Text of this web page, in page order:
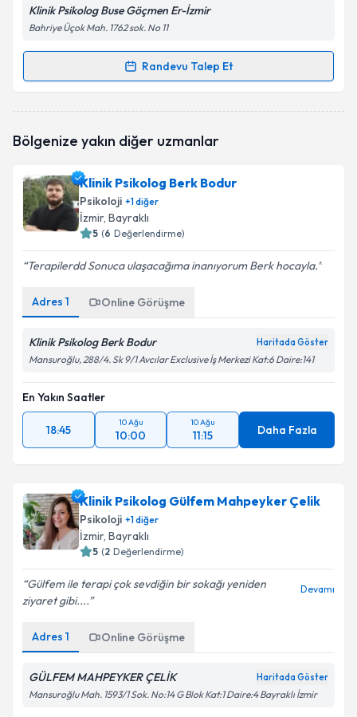
Klinik Psikolog Buse Göçmen Er-İzmir
Bahriye Üçok Mah. 1762 sok. No 11
Randevu Talep Et
Randevu Takvimi Talebi
takvimi talebi oluşturun. Size bu uzmandan randevu
bilgilendireceğiz.
E-posta Adresiniz
Metni'ni okudum ve kişisel verilerimin belirtilen
kapsamda işlenmesini kabul ediyorum.
Takvim Talebini Gönder
Bölgenize yakın diğer uzmanlar
Klinik Psikolog Berk Bodur
Psikoloji +1diğer
İzmir, Bayraklı
5 (6 Değerlendirme)
Terapilerdd Sonuca ulaşacağıma inanıyorum Berk hocayla.
Adres 1 Online Görüşme
Klinik Psikolog Berk Bodur Haritada Göster
Mansuroğlu, 288/4. Sk 9/1 Avcılar Exclusive İş Merkezi Kat:6 Daire:141
En Yakın Saatler
18:45
10 Ağu
10:00
10 Ağu
11:15 Daha Fazla
Klinik Psikolog Gülfem Mahpeyker Çelik
Psikoloji +1diğer
İzmir, Bayraklı
5 (2 Değerlendirme)
Gülfem ile terapi çok sevdiğin bir sokağı yeniden
ziyaret gibi....
Devamı
Adres 1 Online Görüşme
GÜLFEM MAHPEYKER ÇELİK Haritada Göster
Mansuroğlu Mah. 1593/1 Sok. No:14 G Blok Kat:1 Daire:4 Bayraklı İzmir